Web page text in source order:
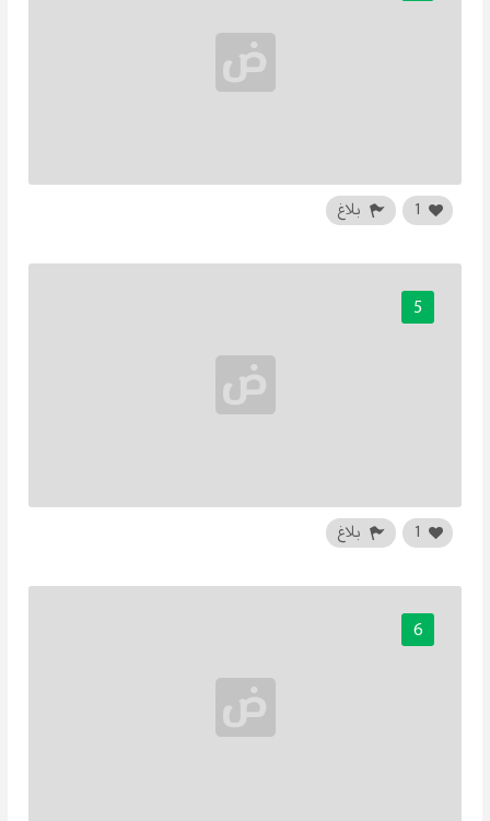
1 بلاغ
5
1 بلاغ
6